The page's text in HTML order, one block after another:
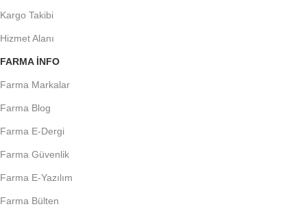
Kargo Takibi
Hizmet Alanı
FARMA INFO
Farma Markalar
Farma Blog
Farma E-Dergi
Farma Güvenlik
Farma E-Yazılım
Farma Bülten